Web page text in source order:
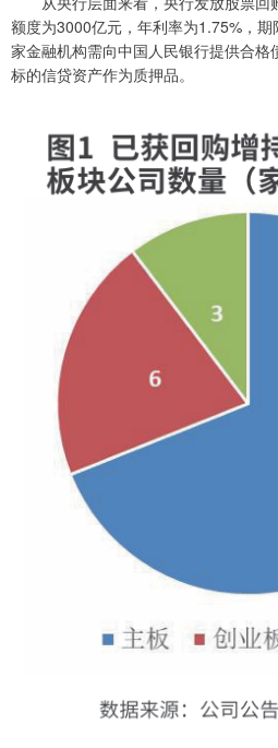
额度为3000亿元，年利率为1.75%，
家金融机构需向中国人民银行提供合格
标的信贷资产作为质押品。